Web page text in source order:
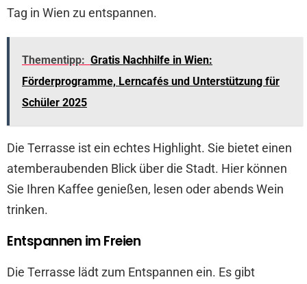
Tag in Wien zu entspannen.
Thementipp: Gratis Nachhilfe in Wien:
Förderprogramme, Lerncafés und Unterstützung für
Schüler 2025
Die Terrasse ist ein echtes Highlight. Sie bietet einen
atemberaubenden Blick über die Stadt. Hier können
Sie Ihren Kaffee genießen, lesen oder abends Wein
trinken.
Entspannen im Freien
Die Terrasse lädt zum Entspannen ein. Es gibt